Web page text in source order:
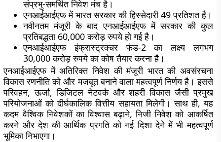
संप्रभु-समर्थित निवेश मंच है।
एनआईआईएफ में भारत सरकार की हिस्सेदारी 49 प्रतिशत है।
नवीनतम मंजूरी के बाद एनआईआईएफ में सरकार की कुल
प्रतिबद्धता 60,000 करोड़ रुपये हो गई है।
एनआईआईएफ इंफ्रास्ट्रक्चर फंड-2 का लक्ष्य लगभग
30,000 करोड़ रुपये का कोष तैयार करना है।
एनआईआईएफ में अतिरिक्त निवेश की मंजूरी भारत की अवसंरचना
विकास रणनीति को और मजबूत बनाने वाला महत्वपूर्ण निर्णय है। इससे
परिवहन, ऊर्जा, डिजिटल नेटवर्क और शहरी विकास जैसी प्रमुख
परियोजनाओं को दीर्घकालिक वित्तीय सहायता मिलेगी। साथ ही, यह
कदम वैश्विक निवेशकों का विश्वास बढ़ाने, निजी निवेश को आकर्षित
करने और देश की आर्थिक प्रगति को नई दिशा देने में भी महत्वपूर्ण
भूमिका निभाएगा।